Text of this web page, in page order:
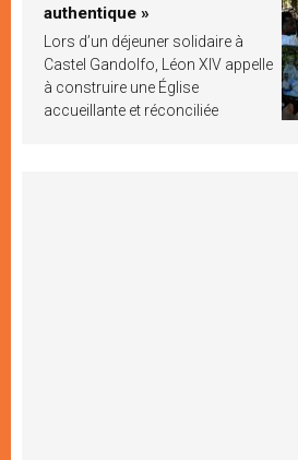
authentique »
Lors d’un déjeuner solidaire à
Castel Gandolfo, Léon XIV appelle
à construire une Église
accueillante et réconciliée